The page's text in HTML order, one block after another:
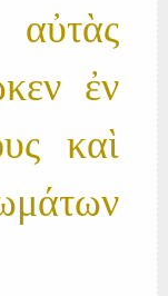
ἐν
καὶ